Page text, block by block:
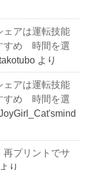
ェアは運転技能
すめ 時間を選
より
ェアは運転技能
すめ 時間を選
プリントでサ
より